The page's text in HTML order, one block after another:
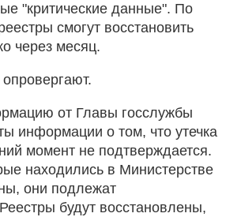
"критические данные". По
смогут восстановить
через месяц.
от Главы госслужбы
информации о том, что утечка
момент не подтверждается.
находились в Министерстве
они подлежат
будут восстановлены,